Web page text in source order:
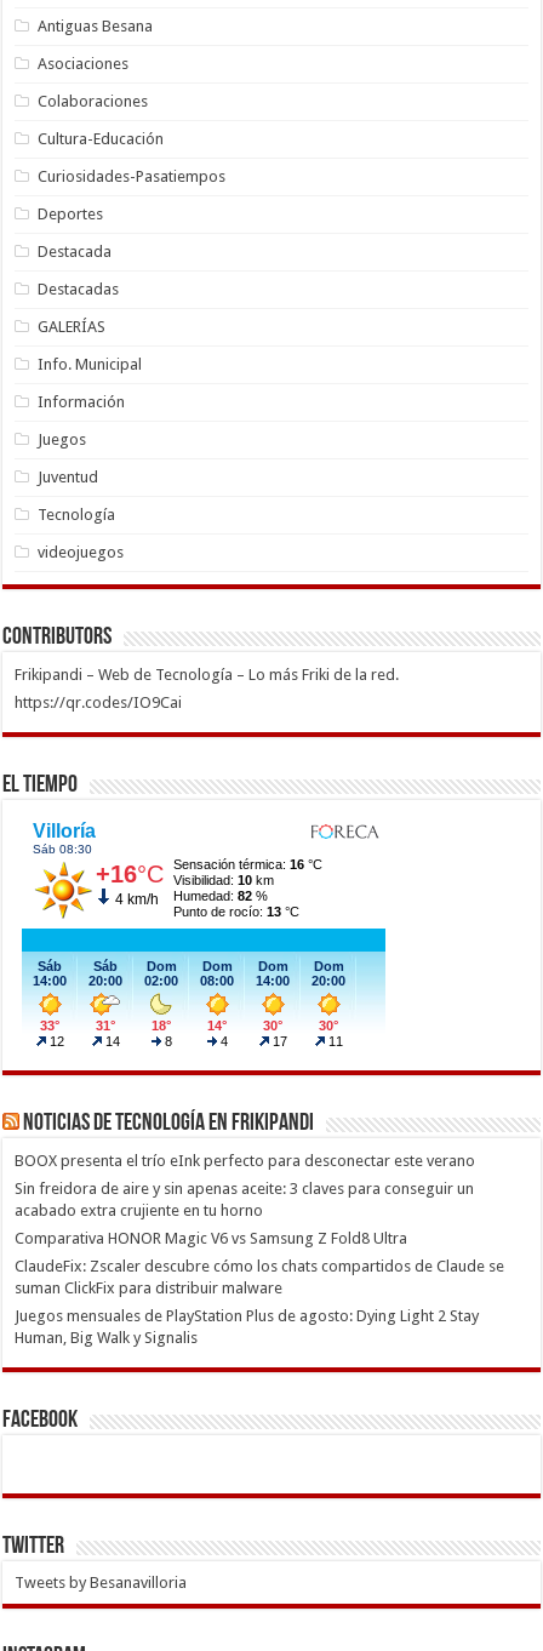
Antiguas Besana
Asociaciones
Colaboraciones
Cultura-Educación
Curiosidades-Pasatiempos
Deportes
Destacada
Destacadas
GALERÍAS
Info. Municipal
Información
Juegos
Juventud
Tecnología
videojuegos
Contributors
Frikipandi – Web de Tecnología – Lo más Friki de la red.
https://qr.codes/IO9Cai
El Tiempo
Noticias de Tecnología en Frikipandi
BOOX presenta el trío eInk perfecto para desconectar este verano
Sin freidora de aire y sin apenas aceite: 3 claves para conseguir un
acabado extra crujiente en tu horno
Comparativa HONOR Magic V6 vs Samsung Z Fold8 Ultra
ClaudeFix: Zscaler descubre cómo los chats compartidos de Claude se
suman ClickFix para distribuir malware
Juegos mensuales de PlayStation Plus de agosto: Dying Light 2 Stay
Human, Big Walk y Signalis
Facebook
Twitter
Tweets by Besanavilloria